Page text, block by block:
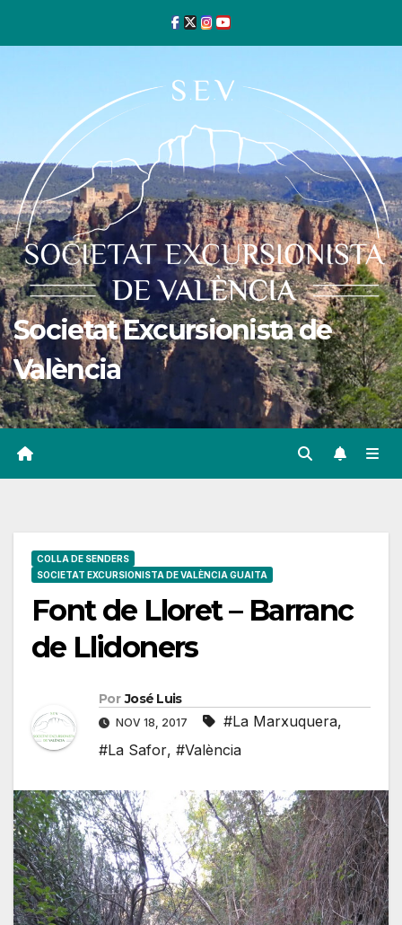
Societat Excursionista de
València
COLLA DE SENDERS
SOCIETAT EXCURSIONISTA DE VALÈNCIA GUAITA
Font de Lloret – Barranc
de Llidoners
Por José Luis
NOV 18, 2017 #La Marxuquera,
#La Safor, #València